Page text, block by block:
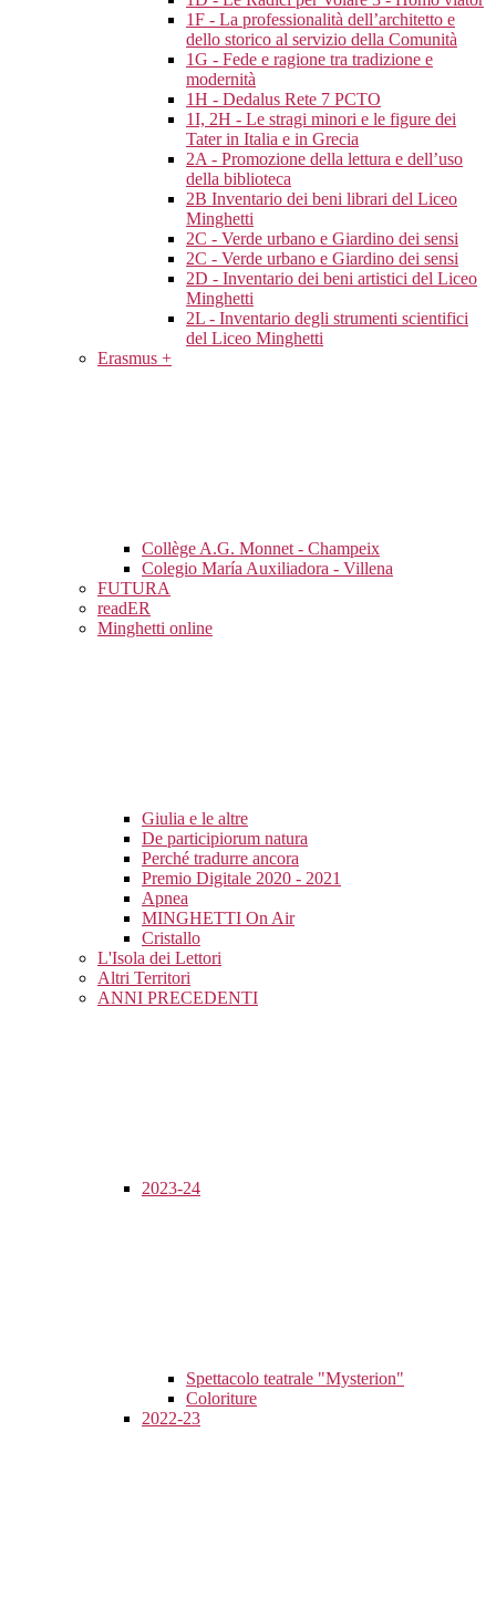
1F - La professionalità dell’architetto e
dello storico al servizio della Comunità
1G - Fede e ragione tra tradizione e
modernità
1H - Dedalus Rete 7 PCTO
1I, 2H - Le stragi minori e le figure dei
Tater in Italia e in Grecia
2A - Promozione della lettura e dell’uso
della biblioteca
2B Inventario dei beni librari del Liceo
Minghetti
2C - Verde urbano e Giardino dei sensi
2C - Verde urbano e Giardino dei sensi
2D - Inventario dei beni artistici del Liceo
Minghetti
2L - Inventario degli strumenti scientifici
del Liceo Minghetti
Erasmus +
Collège A.G. Monnet - Champeix
Colegio María Auxiliadora - Villena
FUTURA
readER
Minghetti online
Giulia e le altre
De participiorum natura
Perché tradurre ancora
Premio Digitale 2020 - 2021
Apnea
MINGHETTI On Air
Cristallo
L'Isola dei Lettori
Altri Territori
ANNI PRECEDENTI
2023-24
Spettacolo teatrale "Mysterion"
Coloriture
2022-23